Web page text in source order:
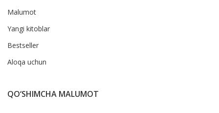
Malumot
Yangi kitoblar
Bestseller
Aloqa uchun
QO‘SHIMCHA MALUMOT